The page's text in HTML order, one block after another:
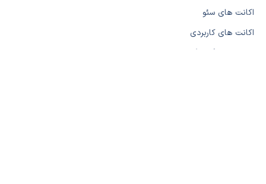
اکانت های سئو
اکانت های کاربردی
اکانت های گیمینگ